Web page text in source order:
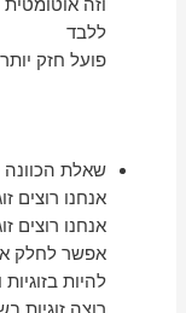
וזה אוטומטית
ללבד
פועל חזק
שאלת הכוונה
אנחנו רוצים
אנחנו רוצים
אפשר לחלק
להיות